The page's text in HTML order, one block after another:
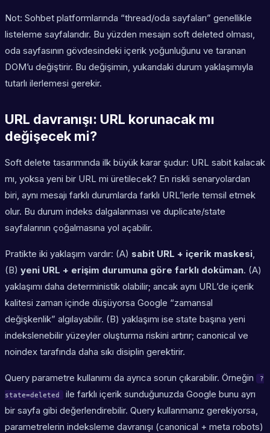
Not: Sohbet platformlarında “thread/oda sayfaları” genellikle
listeleme sayfalarıdır. Bu yüzden mesajın soft deleted olması,
oda sayfasının gövdesindeki içerik yoğunluğunu ve taranan
DOM’u değiştirir. Bu değişimin, yukarıdaki durum yaklaşımıyla
tutarlı ilerlemesi gerekir.
URL davranışı: URL korunacak mı
değişecek mi?
Soft delete tasarımında ilk büyük karar şudur: URL sabit kalacak
mı, yoksa yeni bir URL mi üretilecek? En riskli senaryolardan
biri, aynı mesajı farklı durumlarda farklı URL’lerle temsil etmek
olur. Bu durum indeks dalgalanması ve duplicate/state
sayfalarının çoğalmasına yol açabilir.
Pratikte iki yaklaşım vardır: (A) sabit URL + içerik maskesi,
(B) yeni URL + erişim durumuna göre farklı doküman. (A)
yaklaşımı daha deterministik olabilir; ancak aynı URL’de içerik
kalitesi zaman içinde düşüyorsa Google “zamansal
değişkenlik” algılayabilir. (B) yaklaşımı ise state başına yeni
indekslenebilir yüzeyler oluşturma riskini artırır; canonical ve
noindex tarafında daha sıkı disiplin gerektirir.
Query parametre kullanımı da ayrıca sorun çıkarabilir. Örneğin ?
state=deleted
ile farklı içerik sunduğunuzda Google bunu ayrı
bir sayfa gibi değerlendirebilir. Query kullanmanız gerekiyorsa,
parametrelerin indeksleme davranışı (canonical + meta robots)